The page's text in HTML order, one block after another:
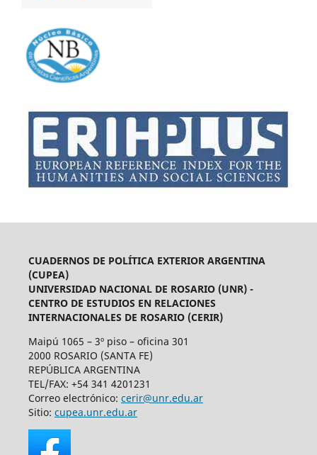
CUADERNOS DE POLÍTICA EXTERIOR ARGENTINA
(CUPEA)
UNIVERSIDAD NACIONAL DE ROSARIO (UNR) -
CENTRO DE ESTUDIOS EN RELACIONES
INTERNACIONALES DE ROSARIO (CERIR)
Maipú 1065 – 3º piso – oficina 301
2000 ROSARIO (SANTA FE)
REPÚBLICA ARGENTINA
TEL/FAX: +54 341 4201231
Correo electrónico: cerir@unr.edu.ar
Sitio: cupea.unr.edu.ar